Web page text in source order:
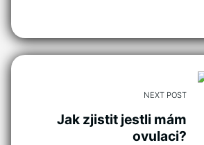
NEXT POST
Jak zjistit jestli mám
ovulaci?